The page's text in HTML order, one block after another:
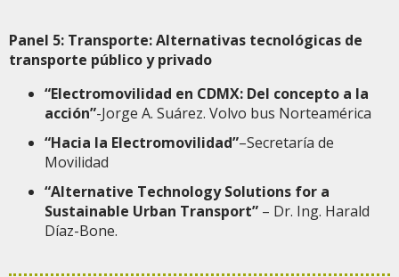
Panel 5: Transporte: Alternativas tecnológicas de
transporte público y privado
“Electromovilidad en CDMX: Del concepto a la
acción”-Jorge A. Suárez. Volvo bus Norteamérica
“Hacia la Electromovilidad”–Secretaría de
Movilidad
“Alternative Technology Solutions for a
Sustainable Urban Transport” – Dr. Ing. Harald
Díaz-Bone.